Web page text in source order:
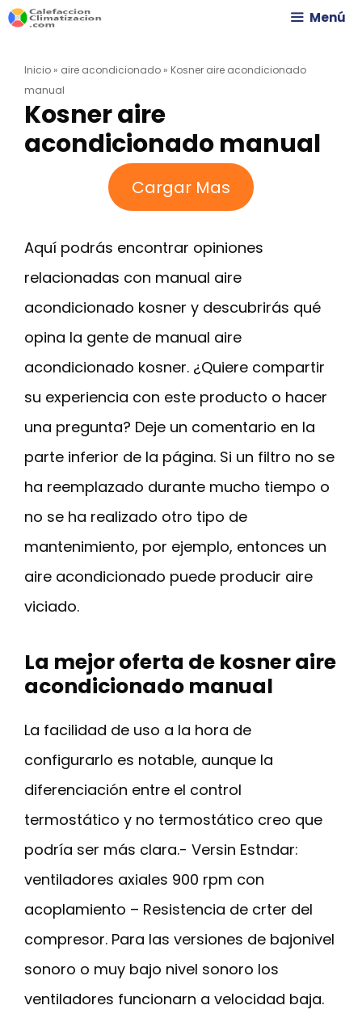
Saltar
contenido
Menú
Inicio » aire acondicionado » Kosner aire acondicionado
manual
Kosner aire
acondicionado manual
Cargar Mas
Aquí podrás encontrar opiniones
relacionadas con manual aire
acondicionado kosner y descubrirás qué
opina la gente de manual aire
acondicionado kosner. ¿Quiere compartir
su experiencia con este producto o hacer
una pregunta? Deje un comentario en la
parte inferior de la página. Si un filtro no se
ha reemplazado durante mucho tiempo o
no se ha realizado otro tipo de
mantenimiento, por ejemplo, entonces un
aire acondicionado puede producir aire
viciado.
La mejor oferta de kosner aire
acondicionado manual
La facilidad de uso a la hora de
configurarlo es notable, aunque la
diferenciación entre el control
termostático y no termostático creo que
podría ser más clara.- Versin Estndar:
ventiladores axiales 900 rpm con
acoplamiento – Resistencia de crter del
compresor. Para las versiones de bajonivel
sonoro o muy bajo nivel sonoro los
ventiladores funcionarn a velocidad baja.